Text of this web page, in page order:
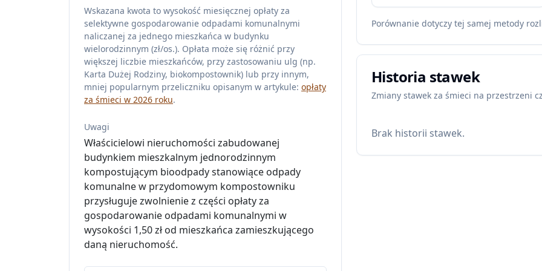
Wskazana kwota to wysokość miesięcznej opłaty za
selektywne gospodarowanie odpadami komunalnymi
naliczanej za jednego mieszkańca w budynku
wielorodzinnym (zł/os.). Opłata może się różnić przy
większej liczbie mieszkańców, przy zastosowaniu ulg (np.
Karta Dużej Rodziny, biokompostownik) lub przy innym,
mniej popularnym przeliczniku opisanym w artykule: opłaty
za śmieci w 2026 roku.
Uwagi
Właścicielowi nieruchomości zabudowanej
budynkiem mieszkalnym jednorodzinnym
kompostującym bioodpady stanowiące odpady
komunalne w przydomowym kompostowniku
przysługuje zwolnienie z części opłaty za
gospodarowanie odpadami komunalnymi w
wysokości 1,50 zł od mieszkańca zamieszkującego
daną nieruchomość.
Porównanie dotyczy tej samej metody
Historia stawek
Zmiany stawek za śmieci na przestrzeni
Brak historii stawek.